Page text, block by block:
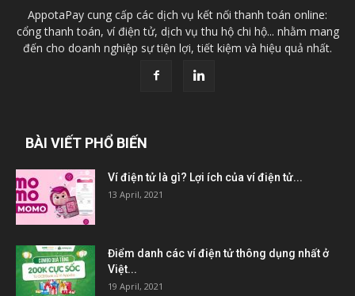
AppotaPay cung cấp các dịch vụ kết nối thanh toán online:
cổng thanh toán, ví điện tử, dịch vụ thu hộ chi hộ... nhằm mang
đến cho doanh nghiệp sự tiện lợi, tiết kiệm và hiệu quả nhất.
BÀI VIẾT PHỔ BIẾN
Ví điện tử là gì? Lợi ích của ví điện tử...
13 April, 2021
Điểm danh các ví điện tử thông dụng nhất ở
Việt...
19 April, 2021